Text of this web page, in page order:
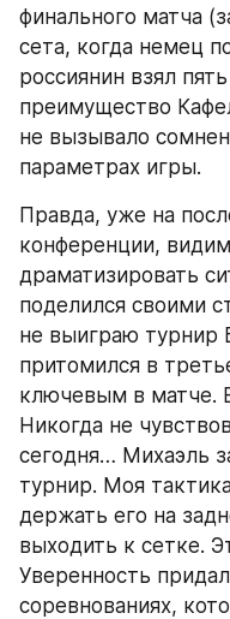
финального матча
сета, когда немец
россиянин взял
преимущество
не вызывало
параметрах игры.
Правда, уже на
конференции,
драматизировать
поделился своими
не выиграю турнир
притомился в
ключевым в матче.
Никогда не
сегодня… Михаэль
турнир. Моя
держать его на
выходить к сетке.
Уверенность
соревнованиях,